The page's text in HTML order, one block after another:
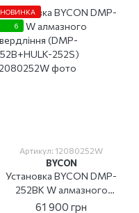
НОВИНКА
6
Артикул: 12080252W
BYCON
Установка BYCON DMP-
252BK W алмазного
свердління (DMP-
61 900 грн